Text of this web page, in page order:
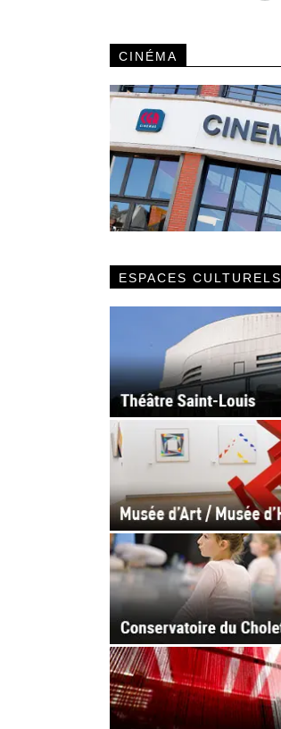
CINÉMA
ESPACES CULTURELS